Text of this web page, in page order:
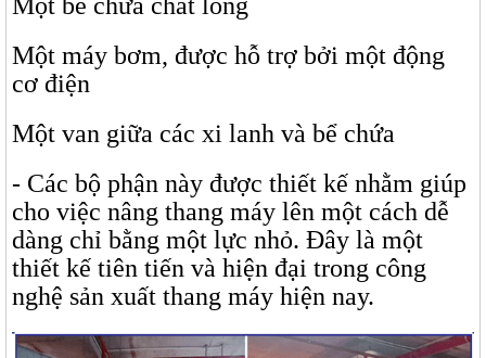
Một bể chứa chất lỏng
Một máy bơm, được hỗ trợ bởi một động
cơ điện
Một van giữa các xi lanh và bể chứa
- Các bộ phận này được thiết kế nhằm giúp
cho việc nâng thang máy lên một cách dễ
dàng chỉ bằng một lực nhỏ. Đây là một
thiết kế tiên tiến và hiện đại trong công
nghệ sản xuất thang máy hiện nay.